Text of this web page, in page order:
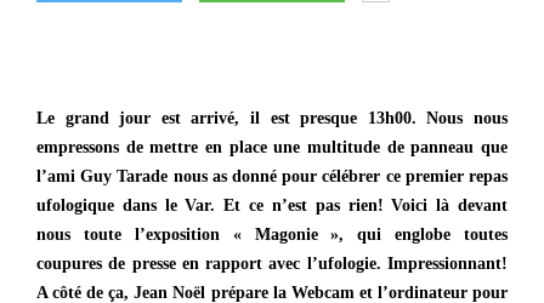
Le grand jour est arrivé, il est presque 13h00. Nous nous
empressons de mettre en place une multitude de panneau que
l’ami Guy Tarade nous as donné pour célébrer ce premier repas
ufologique dans le Var. Et ce n’est pas rien! Voici là devant
nous toute l’exposition « Magonie », qui englobe toutes
coupures de presse en rapport avec l’ufologie. Impressionnant!
A côté de ça, Jean Noël prépare la Webcam et l’ordinateur pour